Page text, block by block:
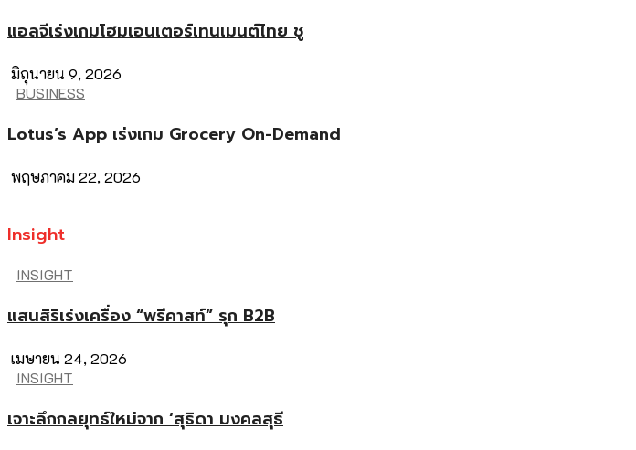
แอลจีเร่งเกมโฮมเอนเตอร์เทนเมนต์ไทย ชู
มิถุนายน 9, 2026
BUSINESS
Lotus’s App เร่งเกม Grocery On-Demand
พฤษภาคม 22, 2026
Insight
INSIGHT
แสนสิริเร่งเครื่อง “พรีคาสท์” รุก B2B
เมษายน 24, 2026
INSIGHT
เจาะลึกกลยุทธ์ใหม่จาก ‘สุธิดา มงคลสุธี